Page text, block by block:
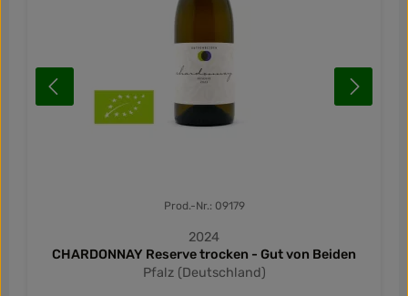
Prod.-Nr.: 09179
2024
CHARDONNAY Reserve trocken - Gut von Beiden
Pfalz (Deutschland)